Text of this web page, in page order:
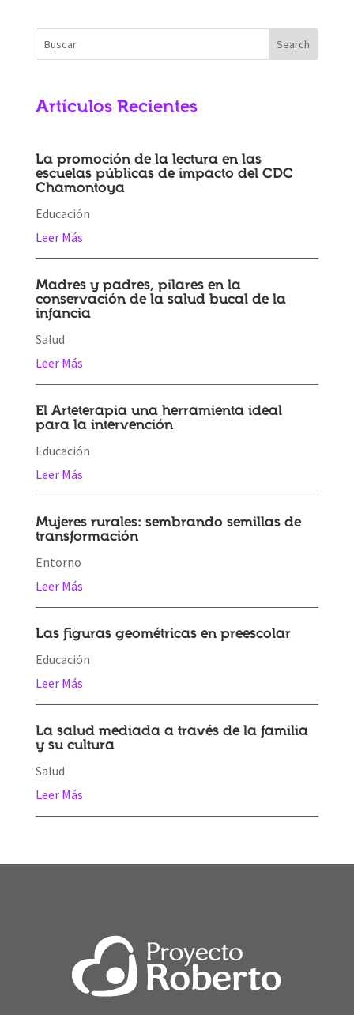
Artículos Recientes
La promoción de la lectura en las
escuelas públicas de impacto del CDC
Chamontoya
Educación
Leer Más
Madres y padres, pilares en la
conservación de la salud bucal de la
infancia
Salud
Leer Más
El Arteterapia una herramienta ideal
para la intervención
Educación
Leer Más
Mujeres rurales: sembrando semillas de
transformación
Entorno
Leer Más
Las figuras geométricas en preescolar
Educación
Leer Más
La salud mediada a través de la familia
y su cultura
Salud
Leer Más